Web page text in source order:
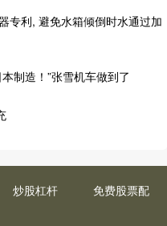
专利, 避免水箱倾倒时水通过加
制造！”张雪机车做到了
炒股杠杆
免费股票配